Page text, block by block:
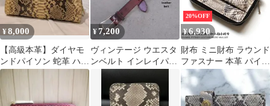
¥8,000
​【高級本革】ダイヤモ
ンドパイソン 蛇革 ハン
ドバッグ バイカラー 黄
¥7,200
ヴィンテージ ウエスタ
ンベルト インレイパイ
ソン 編み上げ ブラウン
20%OFF
¥6,930
財布 ミニ財布 ラウンド
ファスナー 本革 パイソ
ンレザー 蛇革 牛革 極
小 日本製